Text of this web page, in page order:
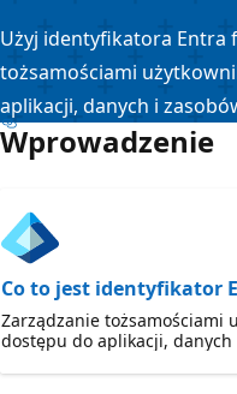
Użyj identyfikatora Entra
tożsamościami
aplikacji, danych i
Wprowadzenie
Co to jest identyfikator
Zarządzanie tożsamościami
dostępu do aplikacji, danych